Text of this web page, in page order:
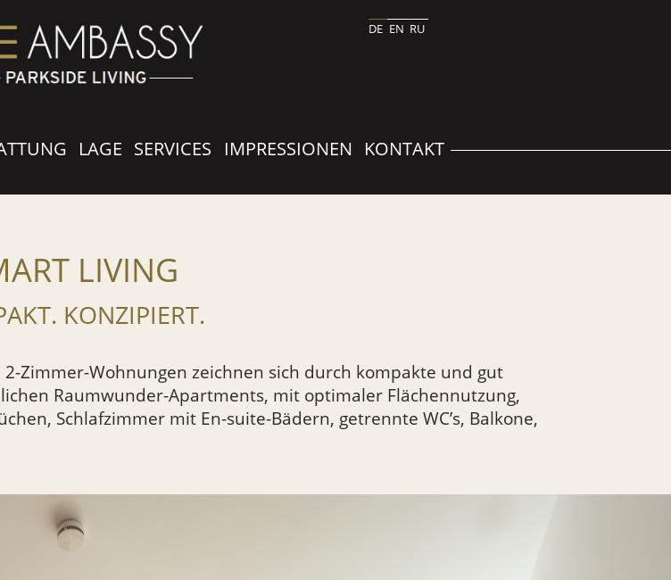
DE EN RU
LAGE SERVICES IMPRESSIONEN KONTAKT
LIVING
KONZIPIERT.
Zimmer-Wohnungen zeichnen sich durch kompakte und gut
Raumwunder-Apartments, mit optimaler Flächennutzung,
Schlafzimmer mit En-suite-Bädern, getrennte WC’s, Balkone,